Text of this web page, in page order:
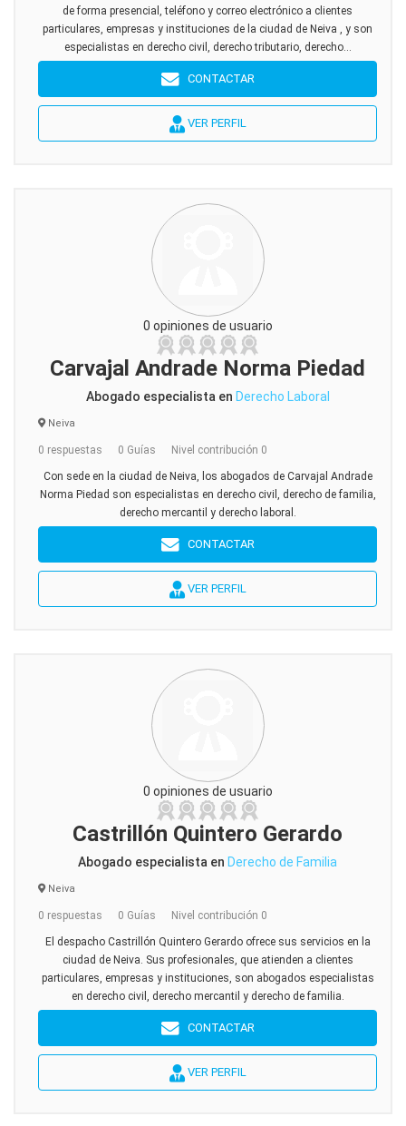
de forma presencial, teléfono y correo electrónico a clientes
particulares, empresas y instituciones de la ciudad de Neiva , y son
especialistas en derecho civil, derecho tributario, derecho...
CONTACTAR
VER PERFIL
0 opiniones de usuario
Carvajal Andrade Norma Piedad
Abogado especialista en Derecho Laboral
Neiva
0 respuestas 0 Guías Nivel contribución 0
Con sede en la ciudad de Neiva, los abogados de Carvajal Andrade
Norma Piedad son especialistas en derecho civil, derecho de familia,
derecho mercantil y derecho laboral.
CONTACTAR
VER PERFIL
0 opiniones de usuario
Castrillón Quintero Gerardo
Abogado especialista en Derecho de Familia
Neiva
0 respuestas 0 Guías Nivel contribución 0
El despacho Castrillón Quintero Gerardo ofrece sus servicios en la
ciudad de Neiva. Sus profesionales, que atienden a clientes
particulares, empresas y instituciones, son abogados especialistas
en derecho civil, derecho mercantil y derecho de familia.
CONTACTAR
VER PERFIL